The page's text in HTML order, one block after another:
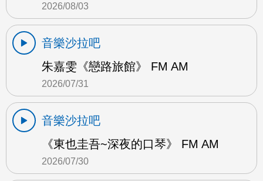
2026/08/03
音樂沙拉吧
朱嘉雯《戀路旅館》 FM AM
2026/07/31
音樂沙拉吧
《東也圭吾~深夜的口琴》 FM AM
2026/07/30